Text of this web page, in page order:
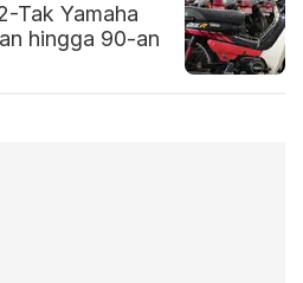
Tak Yamaha
hingga 90-an